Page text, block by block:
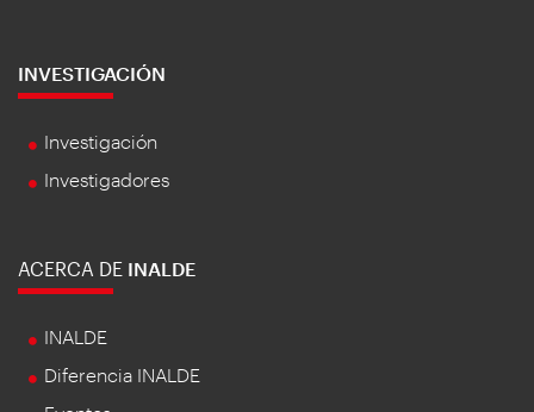
INVESTIGACIÓN
Investigación
Investigadores
ACERCA DE INALDE
INALDE
Diferencia INALDE